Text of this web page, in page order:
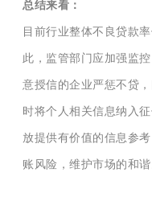
总结来看：
目前行业整体不良贷款
此，监管部门应加强监
意授信的企业严惩不贷
时将个人相关信息纳入
放提供有价值的信息参
账风险，维护市场的和谐